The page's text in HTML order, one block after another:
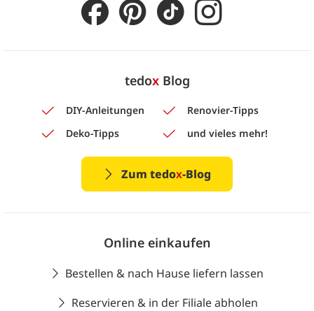
tedoxBlog
DIY-Anleitungen
Renovier-Tipps
Deko-Tipps
und vieles mehr!
Zum tedox-Blog
Online einkaufen
Bestellen & nach Hause liefern lassen
Reservieren & in der Filiale abholen